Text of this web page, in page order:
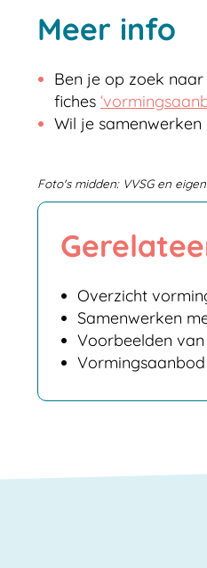
Meer info
Ben je op zoek
fiches
Wil je
Foto's midden: VVSG en
Overzicht
Samenwerken
Voorbeelden